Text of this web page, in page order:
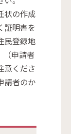
状の作成
証明書を
民登録地
（申請者
意くださ
請者のか